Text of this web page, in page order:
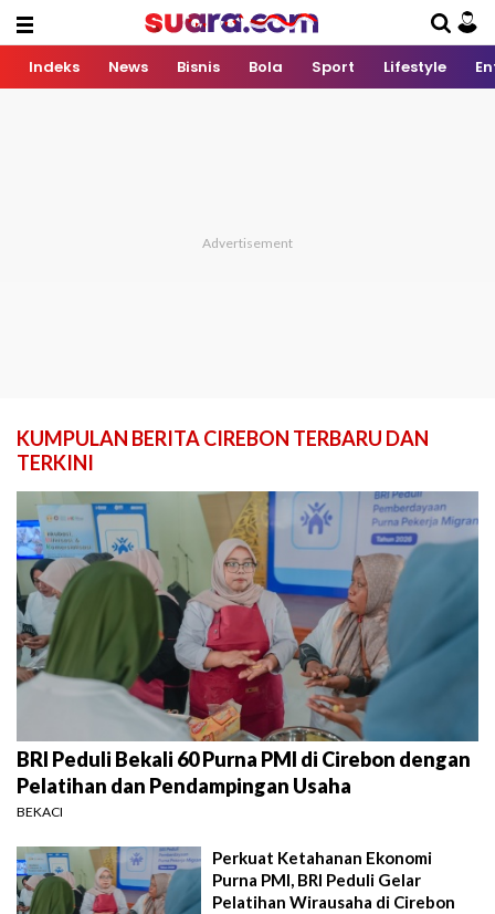
Indeks News Bisnis Bola Sport Lifestyle
KUMPULAN BERITA CIREBON TERBARU DAN
TERKINI
BRI Peduli Bekali 60 Purna PMI di Cirebon dengan
Pelatihan dan Pendampingan Usaha
BEKACI
Perkuat Ketahanan Ekonomi
Purna PMI, BRI Peduli Gelar
Pelatihan Wirausaha di Cirebon